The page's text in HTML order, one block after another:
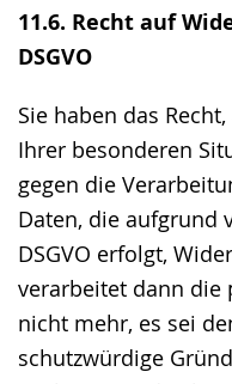
11.6. Recht auf
DSGVO
Sie haben das
Ihrer besonderen
gegen die
Daten, die aufgrund
DSGVO erfolgt,
verarbeitet dann die
nicht mehr, es sei
schutzwürdige